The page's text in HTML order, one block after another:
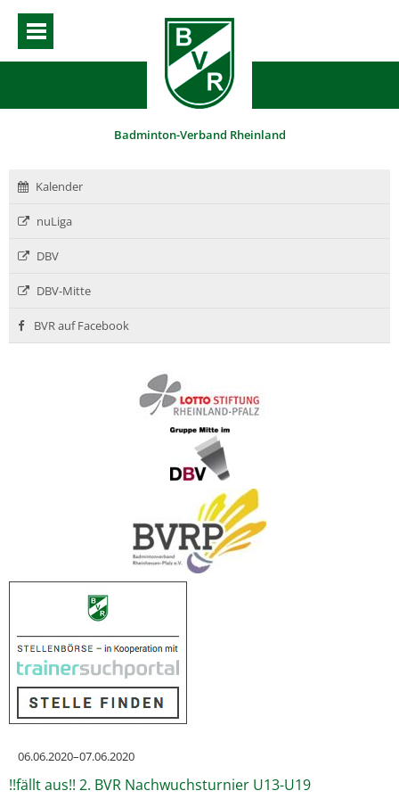
Badminton-Verband Rheinland
Kalender
nuLiga
DBV
DBV-Mitte
BVR auf Facebook
06.06.2020–07.06.2020
!!fällt aus!! 2. BVR Nachwuchsturnier U13-U19